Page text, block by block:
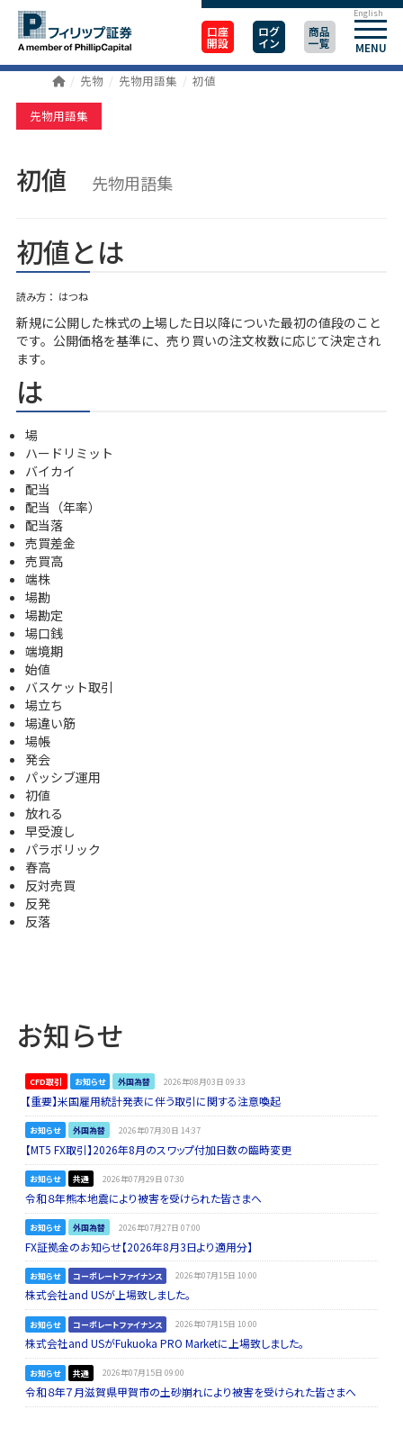
口座
開設
ログ
イン
商品
一覧 MENU
English
先物 先物用語集 初値
先物用語集
初値 先物用語集
初値とは
読み方： はつね
新規に公開した株式の上場した日以降についた最初の値段のこと
です。公開価格を基準に、売り買いの注文枚数に応じて決定され
ます。
は
場
ハードリミット
バイカイ
配当
配当（年率）
配当落
売買差金
売買高
端株
場勘
場勘定
場口銭
端境期
始値
バスケット取引
場立ち
場違い筋
場帳
発会
パッシブ運用
初値
放れる
早受渡し
パラボリック
春高
反対売買
反発
反落
お知らせ
CFD取引 お知らせ 外国為替 2026年08月03日 09:33
【重要】米国雇用統計発表に伴う取引に関する注意喚起
お知らせ 外国為替 2026年07月30日 14:37
【MT5 FX取引】2026年8月のスワップ付加日数の臨時変更
お知らせ 共通 2026年07月29日 07:30
令和８年熊本地震により被害を受けられた皆さまへ
お知らせ 外国為替 2026年07月27日 07:00
FX証拠金のお知らせ【2026年8月3日より適用分】
お知らせ コーポレートファイナンス 2026年07月15日 10:00
株式会社and USが上場致しました。
お知らせ コーポレートファイナンス 2026年07月15日 10:00
株式会社and USがFukuoka PRO Marketに上場致しました。
お知らせ 共通 2026年07月15日 09:00
令和８年７月滋賀県甲賀市の土砂崩れにより被害を受けられた皆さまへ